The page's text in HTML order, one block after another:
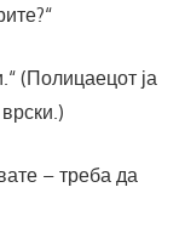
(Полицаецот ја
– треба да